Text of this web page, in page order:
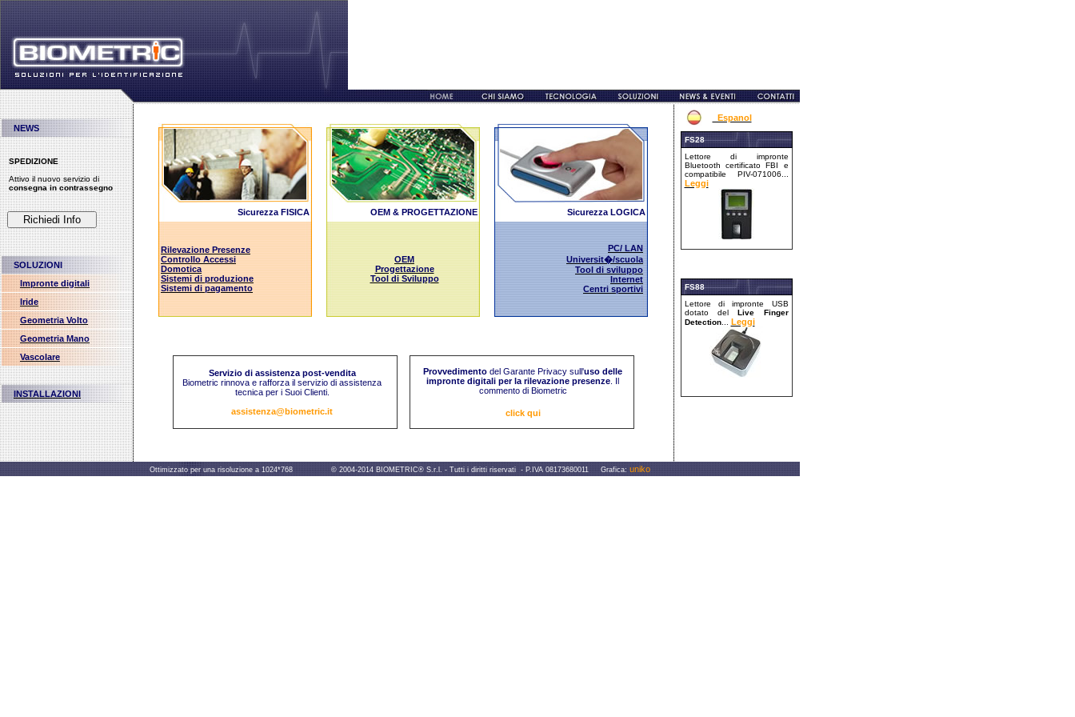
NEWS
SPEDIZIONE
Attivo il nuovo servizio di
consegna in contrassegno
SOLUZIONI
Impronte digitali
Iride
Geometria Volto
Geometria Mano
Vascolare
INSTALLAZIONI
Sicurezza FISICA
Rilevazione Presenze
Controllo Accessi
Domotica
Sistemi di produzione
Sistemi di pagamento
OEM & PROGETTAZIONE
OEM
Progettazione
Tool di Sviluppo
Sicurezza LOGICA
PC/ LAN
Universit�/scuola
Tool di sviluppo
Internet
Centri sportivi
Servizio di assistenza post-vendita
Biometric rinnova e rafforza il servizio di assistenza
tecnica per i Suoi Clienti.
assistenza@biometric.it
Provvedimento del Garante Privacy sull'uso delle
impronte digitali per la rilevazione presenze . Il
commento di Biometric
click qui
Espanol
FS28
Lettore di impronte
Bluetooth certificato FBI e
compatibile PIV-071006...
Leggi
FS88
Lettore di impronte USB
dotato delLive Finger
Detection... Leggi
Ottimizzato per una risoluzione a 1024*768 © 2004-2014 BIOMETRIC® S.r.l. - Tutti i diritti riservati - P.IVA 08173680011 Grafica: uniko